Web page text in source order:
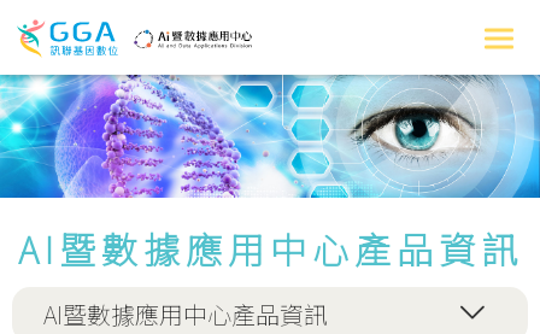
AI暨數據應用中心產品資訊
AI暨數據應用中心產品資訊